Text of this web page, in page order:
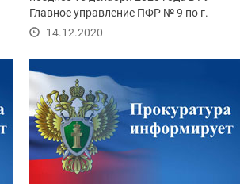
Главное управление ПФР № 9 по г.
Москве и...
14.12.2020